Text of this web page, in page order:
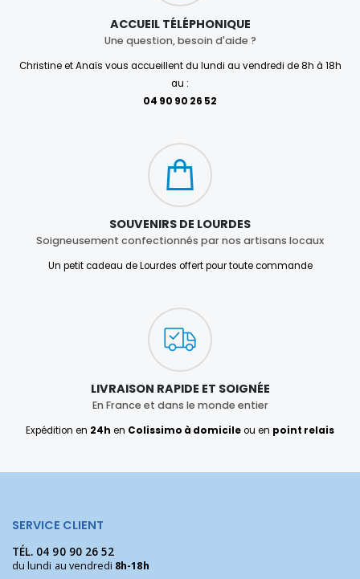
ACCUEIL TÉLÉPHONIQUE
Une question, besoin d'aide ?
Christine et Anaïs vous accueillent du lundi au vendredi de 8h à 18h
au :
04 90 90 26 52
SOUVENIRS DE LOURDES
Soigneusement confectionnés par nos artisans locaux
Un petit cadeau de Lourdes offert pour toute commande
LIVRAISON RAPIDE ET SOIGNÉE
En France et dans le monde entier
Expédition en 24h en Colissimo à domicileou en point relais
SERVICE CLIENT
TÉL. 04 90 90 26 52
du lundi au vendredi 8h-18h